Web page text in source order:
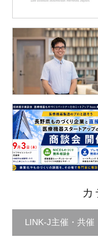
カ
LINK-J主催・共催